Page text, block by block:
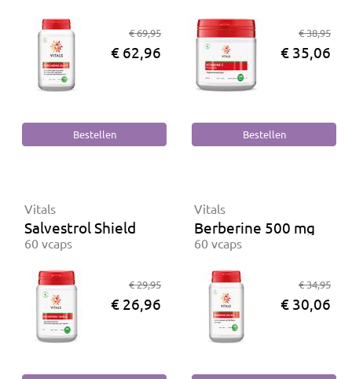
€ 69,95
€ 62,96
€ 38,95
€ 35,06
Vitals
Salvestrol Shield
60 vcaps
€ 29,95
€ 26,96
Vitals
Berberine 500 mg
60 vcaps
€ 34,95
€ 30,06